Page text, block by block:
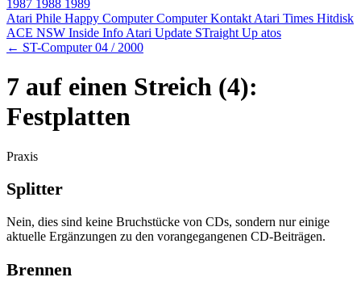
1987 1988 1989
Atari Phile Happy ComputerComputer Kontakt Atari Times Hitdisk
ACE NSW Inside Info Atari Update STraight Up atos
← ST-Computer 04 / 2000
7 auf einen Streich (4):
Festplatten
Praxis
Splitter
Nein, dies sind keine Bruchstücke von CDs, sondern nur einige
aktuelle Ergänzungen zu den vorangegangenen CD-Beiträgen.
Brennen